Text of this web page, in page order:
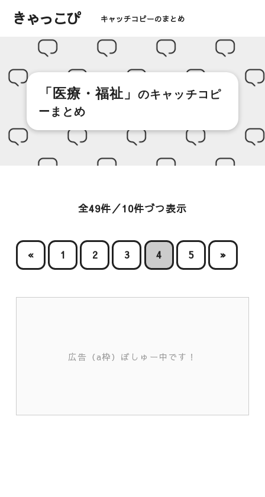
きゃっこぴ キャッチコピーのまとめ
「医療・福祉」のキャッチコピ
ーまとめ
全49件／10件づつ表示
« 1 2 3 4 5 »
広告（a枠）ぼしゅー中です！